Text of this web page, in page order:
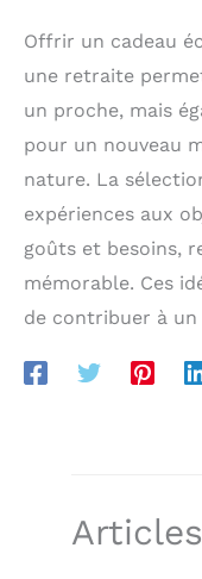
Offrir un cadeau
une retraite
un proche, mais
pour un nouveau
nature. La
expériences aux
goûts et besoins,
mémorable. Ces
de contribuer à